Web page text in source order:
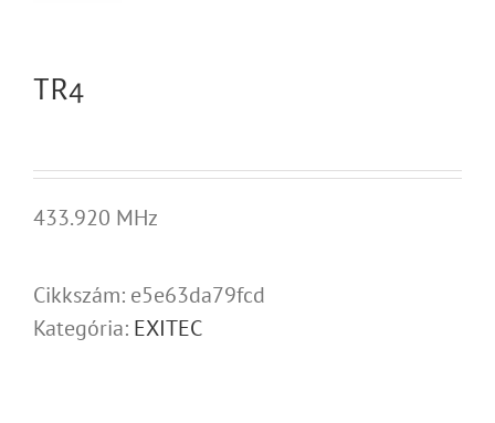
TR4
433.920 MHz
Cikkszám: e5e63da79fcd
Kategória: EXITEC